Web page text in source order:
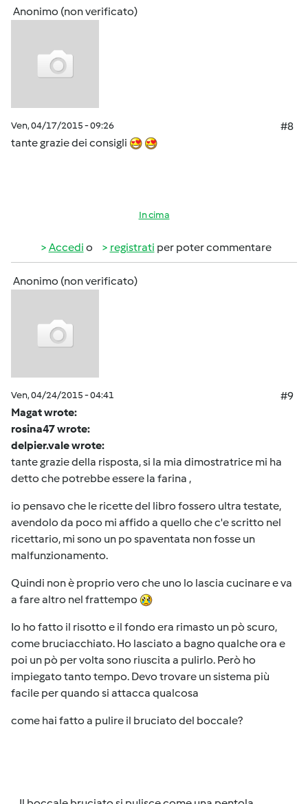
Anonimo (non verificato)
Ven, 04/17/2015 - 09:26
#8
tante grazie dei consigli
In cima
Accedi o registrati per poter commentare
Anonimo (non verificato)
Ven, 04/24/2015 - 04:41
#9
Magat wrote:
rosina47 wrote:
delpier.vale wrote:
tante grazie della risposta, si la mia dimostratrice mi ha
detto che potrebbe essere la farina ,
io pensavo che le ricette del libro fossero ultra testate,
avendolo da poco mi affido a quello che c'e scritto nel
ricettario, mi sono un po spaventata non fosse un
malfunzionamento.
Quindi non è proprio vero che uno lo lascia cucinare e va
a fare altro nel frattempo
Io ho fatto il risotto e il fondo era rimasto un pò scuro,
come bruciacchiato. Ho lasciato a bagno qualche ora e
poi un pò per volta sono riuscita a pulirlo. Però ho
impiegato tanto tempo. Devo trovare un sistema più
facile per quando si attacca qualcosa
come hai fatto a pulire il bruciato del boccale?